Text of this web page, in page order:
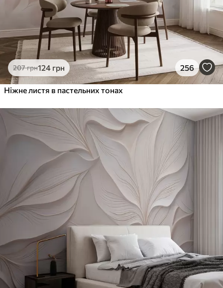
207грн124 грн 256
Ніжне листя в пастельних тонах